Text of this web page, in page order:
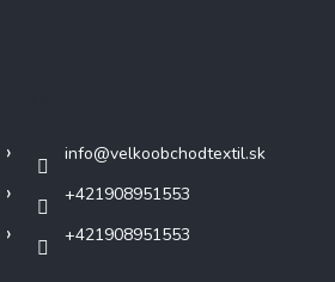
info@velkoobchodtextil.sk
+421908951553
+421908951553